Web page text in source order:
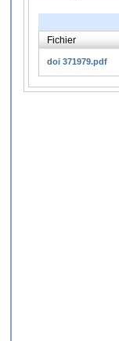
Fichier
doi 371979.pdf